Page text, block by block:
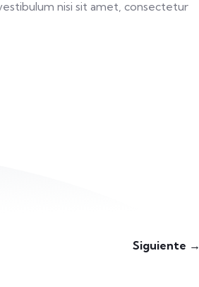
nisi sit amet, consectetur
Siguiente →